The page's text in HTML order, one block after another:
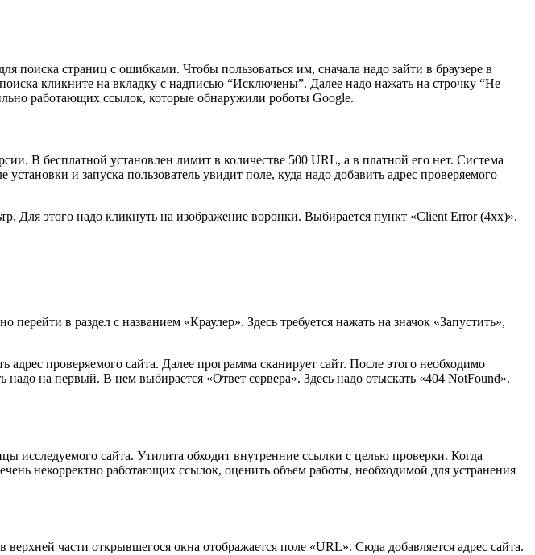
поиска страниц с ошибками. Чтобы пользоваться им, сначала надо зайти в браузере в
кликните на вкладку с надписью “Исключены”. Далее надо нажать на строчку “Не
работающих ссылок, которые обнаружили роботы Google.
В бесплатной установлен лимит в количестве 500 URL, а в платной его нет. Система
и запуска пользователь увидит поле, куда надо добавить адрес проверяемого
Для этого надо кликнуть на изображение воронки. Выбирается пункт «Client Error (4xx)».
в раздел с названием «Краулер». Здесь требуется нажать на значок «Запустить»,
проверяемого сайта. Далее программа сканирует сайт. После этого необходимо
надо на первый. В нем выбирается «Ответ сервера». Здесь надо отыскать «404 NotFound».
исследуемого сайта. Утилита обходит внутренние ссылки с целью проверки. Когда
некорректно работающих ссылок, оценить объем работы, необходимой для устранения
части открывшегося окна отображается поле «URL». Сюда добавляется адрес сайта.